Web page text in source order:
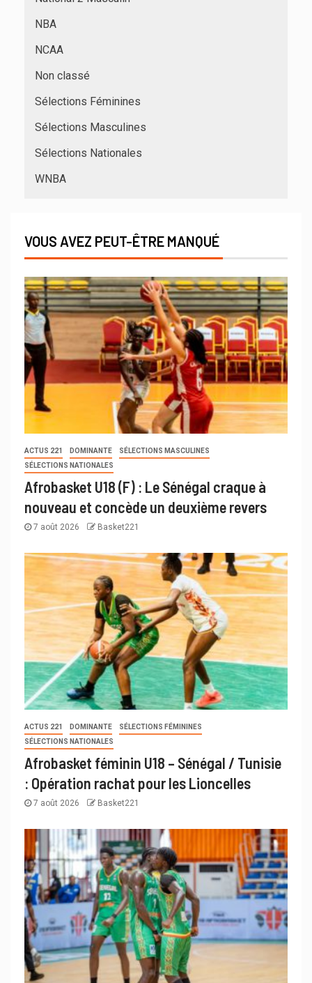
NBA
NCAA
Non classé
Sélections Féminines
Sélections Masculines
Sélections Nationales
WNBA
VOUS AVEZ PEUT-ÊTRE MANQUÉ
ACTUS 221 DOMINANTE
SÉLECTIONS MASCULINES
SÉLECTIONS NATIONALES
Afrobasket U18 (F) : Le Sénégal craque à
nouveau et concède un deuxième revers
7 août 2026 Basket221
ACTUS 221 DOMINANTE
SÉLECTIONS FÉMININES
SÉLECTIONS NATIONALES
Afrobasket féminin U18 – Sénégal / Tunisie
: Opération rachat pour les Lioncelles
7 août 2026 Basket221